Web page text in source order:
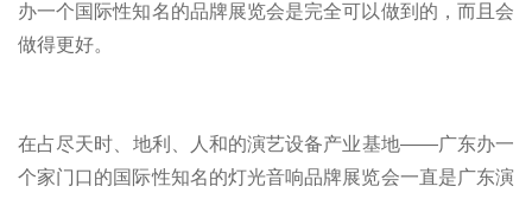
办一个国际性知名的品牌展览会是完全可以做到的，而且会
做得更好。
在占尽天时、地利、人和的演艺设备产业基地――广东办一
个家门口的国际性知名的灯光音响品牌展览会一直是广东演